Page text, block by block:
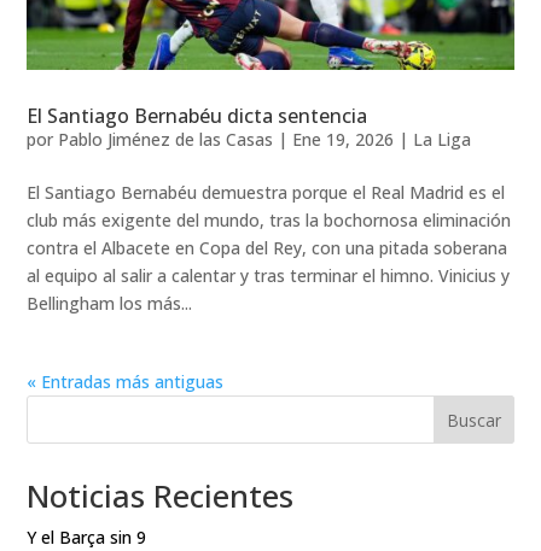
El Santiago Bernabéu dicta sentencia
por Pablo Jiménez de las Casas | Ene 19, 2026 | La Liga
El Santiago Bernabéu demuestra porque el Real Madrid es el
club más exigente del mundo, tras la bochornosa eliminación
contra el Albacete en Copa del Rey, con una pitada soberana
al equipo al salir a calentar y tras terminar el himno. Vinicius y
Bellingham los más...
« Entradas más antiguas
Buscar
Noticias Recientes
Y el Barça sin 9